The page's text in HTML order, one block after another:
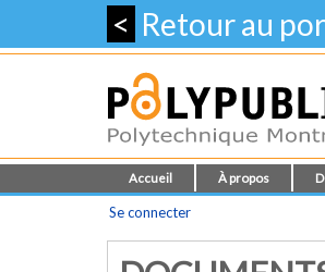
< Retour au
Accueil À propos
Se connecter